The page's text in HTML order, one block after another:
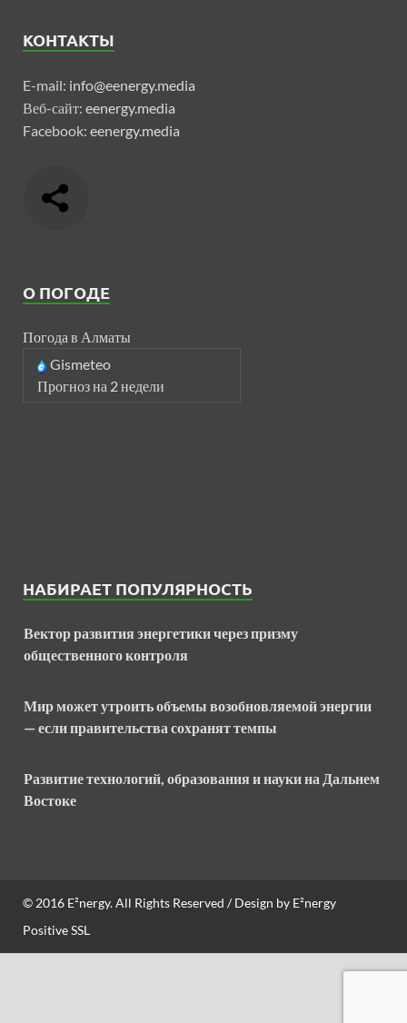
КОНТАКТЫ
E-mail: info@eenergy.media
Веб-сайт: eenergy.media
Facebook: eenergy.media
О ПОГОДЕ
Погода в Алматы
Gismeteo
Прогноз на 2 недели
НАБИРАЕТ ПОПУЛЯРНОСТЬ
Вектор развития энергетики через призму
общественного контроля
Мир может утроить объемы возобновляемой энергии
— если правительства сохранят темпы
Развитие технологий, образования и науки на Дальнем
Востоке
© 2016 E²nergy. All Rights Reserved / Design by E²nergy
Positive SSL